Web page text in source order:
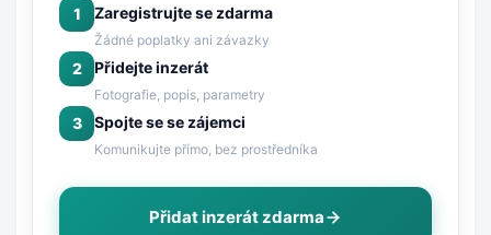
1 Zaregistrujte se zdarma
Žádné poplatky ani závazky
2 Přidejte inzerát
Fotografie, popis, parametry
3 Spojte se se zájemci
Komunikujte přímo, bez prostředníka
Přidat inzerát zdarma